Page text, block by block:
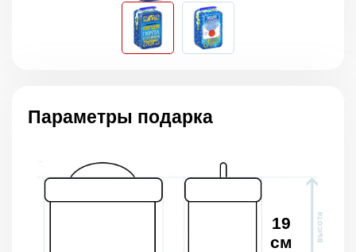
Параметры подарка
19
см